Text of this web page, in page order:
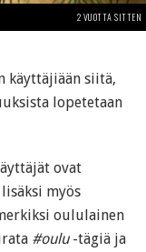
2 VUOTTA SITTEN
käyttäjiään siitä,
lopetetaan
ovat
myös
oululainen
#oulu-tägiä ja